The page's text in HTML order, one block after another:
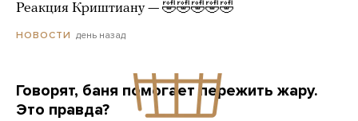
Реакция Криштиану — 🤣🤣🤣🤣🤣
НОВОСТИ день назад
Говорят, баня помогает пережить жару.
Это правда?